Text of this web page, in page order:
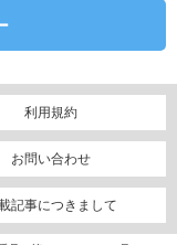
利用規約
お問い合わせ
記事につきまして